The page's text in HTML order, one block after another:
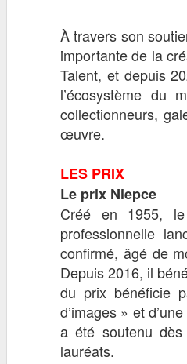
À travers son
importante de la
Talent, et depuis
l’écosystème du
collectionneurs,
œuvre.
LES PRIX
Le prix Niepce
Créé en 1955,
professionnelle
confirmé, âgé de
Depuis 2016, il
du prix bénéficie
d’images » et
a été soutenu
lauréats.
Synopsis
Alors qu’une
insaisissable, une
quête, son destin
arracher sa fille de
Un film réalisé par :
Casting :Charles
Sortie le 23